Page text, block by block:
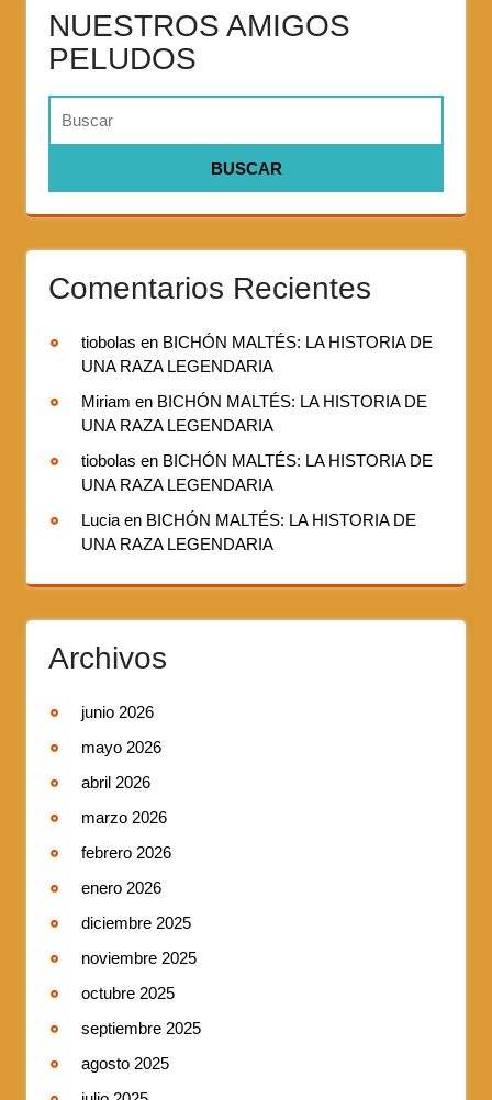
NUESTROS AMIGOS
PELUDOS
Comentarios Recientes
tiobolas en BICHÓN MALTÉS: LA HISTORIA DE
UNA RAZA LEGENDARIA
Miriam en BICHÓN MALTÉS: LA HISTORIA DE
UNA RAZA LEGENDARIA
tiobolas en BICHÓN MALTÉS: LA HISTORIA DE
UNA RAZA LEGENDARIA
Lucia en BICHÓN MALTÉS: LA HISTORIA DE
UNA RAZA LEGENDARIA
Archivos
junio 2026
mayo 2026
abril 2026
marzo 2026
febrero 2026
enero 2026
diciembre 2025
noviembre 2025
octubre 2025
septiembre 2025
agosto 2025